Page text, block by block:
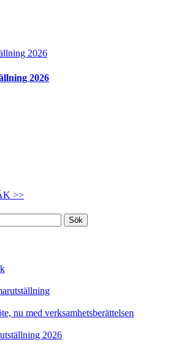
2026
>>
nu med verksamhetsberättelsen
2026